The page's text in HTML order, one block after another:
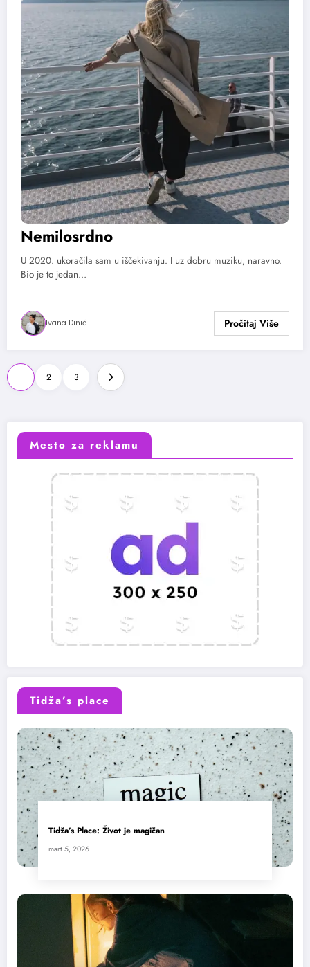
Nemilosrdno
U 2020. ukoračila sam u iščekivanju. I uz dobru muziku, naravno.
Bio je to jedan…
Ivana Dinić
Paginacija
članaka
2 3
Mesto za reklamu
Tidža’s place
Tidža’s Place: Život je magičan
mart 5, 2026